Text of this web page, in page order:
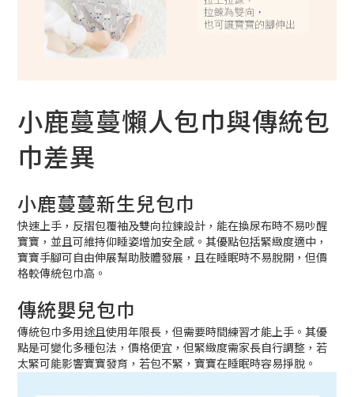
小鹿蔓蔓懶人包巾與傳統包
巾差異
小鹿蔓蔓新生兒包巾
快速上手，反摺包覆袖及雙向拉鍊設計，能在換尿布時不易吵醒
寶寶，並且可維持仰睡姿增加安全感。其優點包括緊緻度適中，
寶寶手腳可自由伸展幫助肢體發展，且在睡眠時不易脫開，但價
格較傳統包巾高。
傳統嬰兒包巾
傳統包巾多用途且使用年限長，但需要時間練習才能上手。其優
點是可變化多種包法，價格便宜，但緊緻度需家長自行調整，若
太緊可能影響寶寶發育，若包不緊，寶寶在睡眠時容易掙脫。